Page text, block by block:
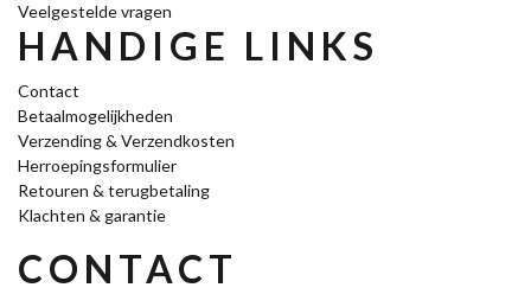
Veelgestelde vragen
HANDIGE LINKS
Contact
Betaalmogelijkheden
Verzending & Verzendkosten
Herroepingsformulier
Retouren & terugbetaling
Klachten & garantie
CONTACT